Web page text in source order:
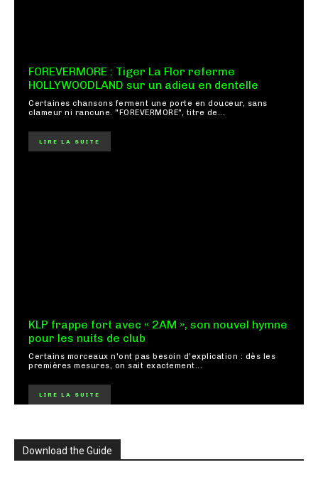
FOREVERMORE : Tiger La Flor referme
HOLLYWOODLAND sur un adieu en dentelle
Certaines chansons ferment une porte en douceur, sans
clameur ni rancune. "FOREVERMORE", titre de...
LIRE LA SUITE
KLP frappe fort avec « 2AM », son nouvel hymne
pour les nuits de club
Certains morceaux n'ont pas besoin d'explication : dès les
premières mesures, on sait exactement...
LIRE LA SUITE
Download the Guide